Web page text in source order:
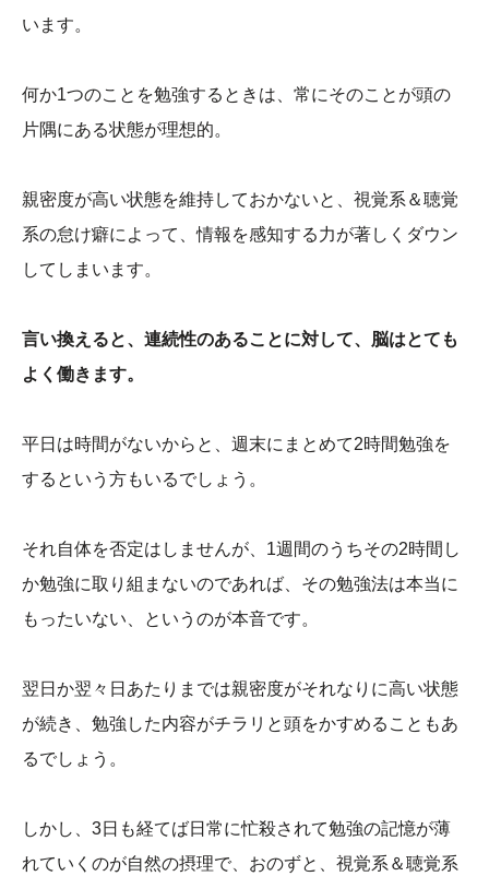
います。
何か1つのことを勉強するときは、常にそのことが頭の
片隅にある状態が理想的。
親密度が高い状態を維持しておかないと、視覚系＆聴覚
系の怠け癖によって、情報を感知する力が著しくダウン
してしまいます。
言い換えると、連続性のあることに対して、脳はとても
よく働きます。
平日は時間がないからと、週末にまとめて2時間勉強を
するという方もいるでしょう。
それ自体を否定はしませんが、1週間のうちその2時間し
か勉強に取り組まないのであれば、その勉強法は本当に
もったいない、というのが本音です。
翌日か翌々日あたりまでは親密度がそれなりに高い状態
が続き、勉強した内容がチラリと頭をかすめることもあ
るでしょう。
しかし、3日も経てば日常に忙殺されて勉強の記憶が薄
れていくのが自然の摂理で、おのずと、視覚系＆聴覚系